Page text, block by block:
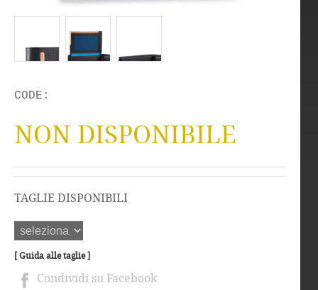
CODE:
NON DISPONIBILE
TAGLIE DISPONIBILI
[ Guida alle taglie ]
Condividi su Facebook